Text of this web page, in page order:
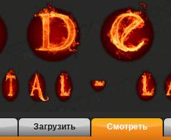
Загрузить Смотреть